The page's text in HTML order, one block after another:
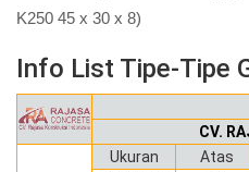
K250 45 x 30 x 8)
Info List Tipe-Tipe
CV.
Ukuran
Atas